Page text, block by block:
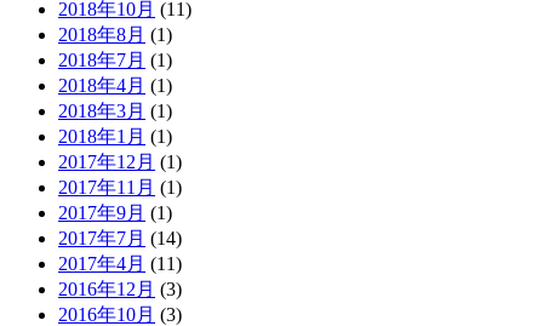
2018年10月 (11)
2018年8月 (1)
2018年7月 (1)
2018年4月 (1)
2018年3月 (1)
2018年1月 (1)
2017年12月 (1)
2017年11月 (1)
2017年9月 (1)
2017年7月 (14)
2017年4月 (11)
2016年12月 (3)
2016年10月 (3)